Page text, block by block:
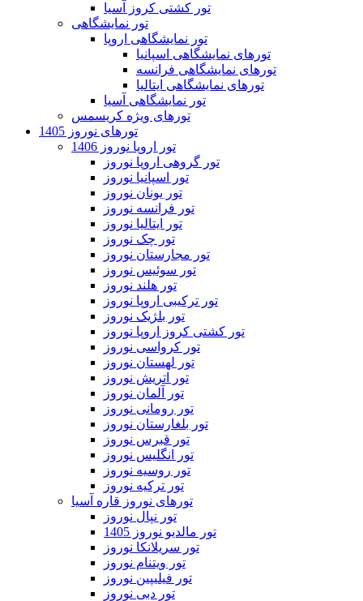
تور کشتی کروز آسیا
تور نمایشگاهی
تور نمایشگاهی اروپا
تورهای نمایشگاهی اسپانیا
تورهای نمایشگاهی فرانسه
تورهای نمایشگاهی ایتالیا
تور نمایشگاهی آسیا
تورهای ویژه کریسمس
تورهای نوروز 1405
تور اروپا نوروز 1406
تور گروهی اروپا نوروز
تور اسپانیا نوروز
تور یونان نوروز
تور فرانسه نوروز
تور ایتالیا نوروز
تور چک نوروز
تور مجارستان نوروز
تور سوئیس نوروز
تور هلند نوروز
تور ترکیبی اروپا نوروز
تور بلژیک نوروز
تور کشتی کروز اروپا نوروز
تور کرواسی نوروز
تور لهستان نوروز
تور اتریش نوروز
تور آلمان نوروز
تور رومانی نوروز
تور بلغارستان نوروز
تور قبرس نوروز
تور انگلیس نوروز
تور روسیه نوروز
تور ترکیه نوروز
تورهای نوروز قاره آسیا
تور نپال نوروز
تور مالدیو نوروز 1405
تور سریلانکا نوروز
تور ویتنام نوروز
تور فیلیپین نوروز
تور دبی نوروز